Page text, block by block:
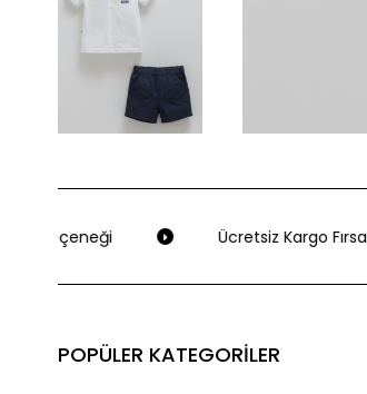
Seçeneği Ücretsiz Kargo Fırsatı
POPÜLER KATEGORİLER